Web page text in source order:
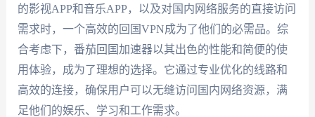
的影视APP和音乐APP，以及对国内网络服务的直接访问
需求时，一个高效的回国VPN成为了他们的必需品。综
合考虑下，番茄回国加速器以其出色的性能和简便的使
用体验，成为了理想的选择。它通过专业优化的线路和
高效的连接，确保用户可以无缝访问国内网络资源，满
足他们的娱乐、学习和工作需求。